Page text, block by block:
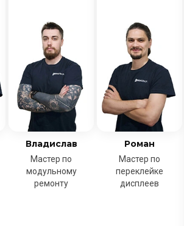
Владислав
Мастер по
модульному
ремонту
Роман
Мастер по
переклейке
дисплеев